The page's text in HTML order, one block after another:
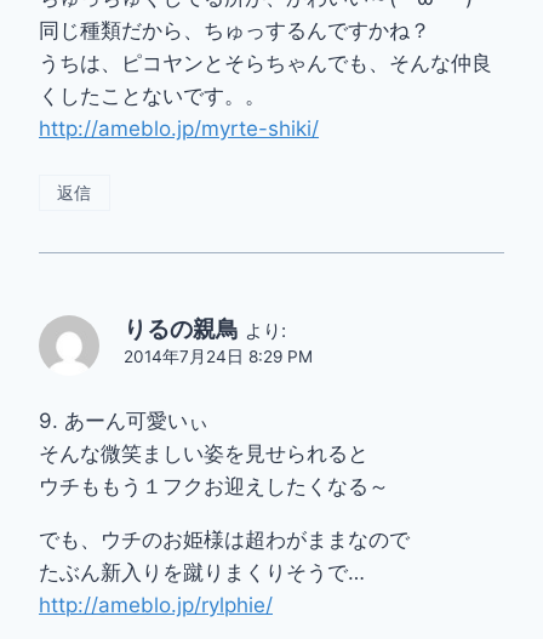
同じ種類だから、ちゅっするんですかね？
うちは、ピコヤンとそらちゃんでも、そんな仲良
くしたことないです。。
http://ameblo.jp/myrte-shiki/
返信
りるの親鳥 より:
2014年7月24日 8:29 PM
9. あーん可愛いぃ
そんな微笑ましい姿を見せられると
ウチももう１フクお迎えしたくなる～
でも、ウチのお姫様は超わがままなので
たぶん新入りを蹴りまくりそうで…
http://ameblo.jp/rylphie/